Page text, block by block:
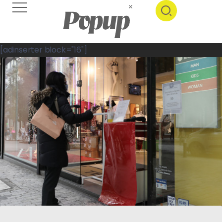
[adinserter block="16"]